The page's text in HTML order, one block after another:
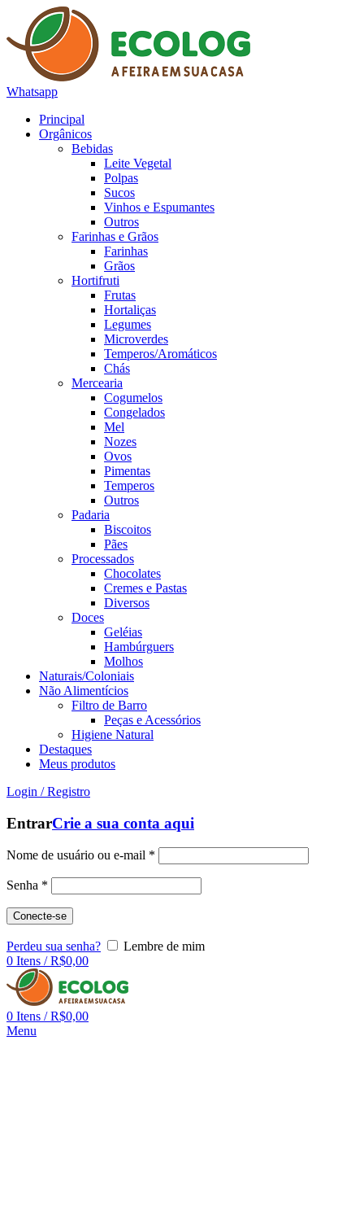
Whatsapp
Principal
Orgânicos
Bebidas
Leite Vegetal
Polpas
Sucos
Vinhos e Espumantes
Outros
Farinhas e Grãos
Farinhas
Grãos
Hortifruti
Frutas
Hortaliças
Legumes
Microverdes
Temperos/Aromáticos
Chás
Mercearia
Cogumelos
Congelados
Mel
Nozes
Ovos
Pimentas
Temperos
Outros
Padaria
Biscoitos
Pães
Processados
Chocolates
Cremes e Pastas
Diversos
Doces
Geléias
Hambúrguers
Molhos
Naturais/Coloniais
Não Alimentícios
Filtro de Barro
Peças e Acessórios
Higiene Natural
Destaques
Meus produtos
Login / Registro
EntrarCrie a sua conta aqui
Nome de usuário ou e-mail *
Senha *
Conecte-se
Perdeu sua senha?
Lembre de mim
0 Itens / R$0,00
0 Itens / R$0,00
Menu